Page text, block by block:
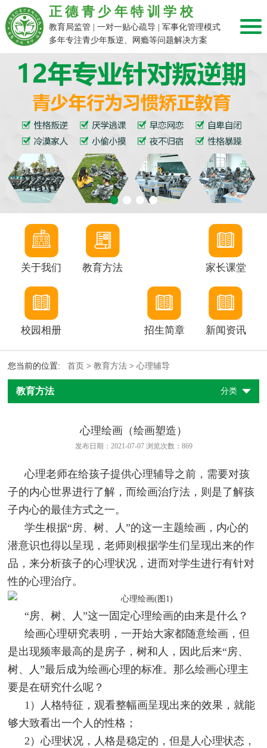
正德青少年特训学校
教育局监管 | 一对一贴心疏导 | 军事化管理模式
多年专注青少年叛逆、网瘾等问题解决方案
关于我们 教育方法 家长课堂
校园相册 招生简章 新闻资讯
您当前的位置:首页 >教育方法 >心理辅导
教育方法 分类
心理绘画（绘画塑造）
发布日期：2021-07-07 浏览次数： 869
心理老师在给孩子提供心理辅导之前，需要对孩
子的内心世界进行了解，而绘画治疗法，则是了解孩
子内心的最佳方式之一。
学生根据“房、树、人”的这一主题绘画，内心的
潜意识也得以呈现，老师则根据学生们呈现出来的作
品，来分析孩子的心理状况，进而对学生进行有针对
性的心理治疗。
“房、树、人”这一固定心理绘画的由来是什么？
绘画心理研究表明，一开始大家都随意绘画，但
是出现频率最高的是房子，树和人，因此后来“房、
树、人”最后成为绘画心理的标准。那么绘画心理主
要是在研究什么呢？
1）人格特征，观看整幅画呈现出来的效果，就能
够大致看出一个人的性格；
2）心理状况，人格是稳定的，但是人心理状态，